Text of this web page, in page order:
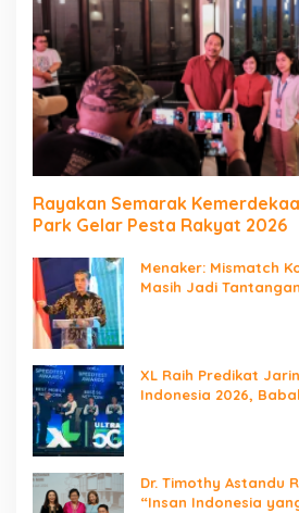
Rayakan Semarak
Park Gelar Pesta Rakyat 2026
Menaker: Mismatch
Masih Jadi
XL Raih Predikat
Indonesia 2026,
Dr. Timothy Astandu
“Insan Indonesia